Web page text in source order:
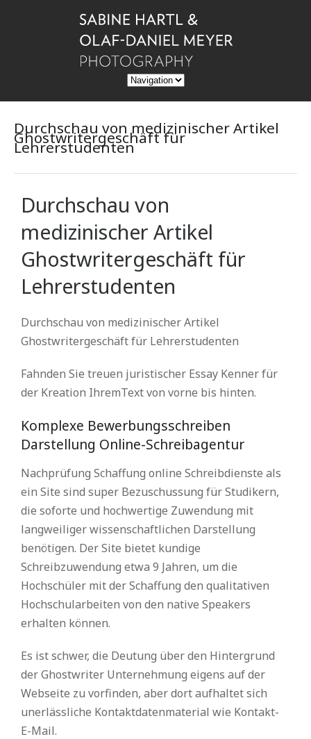
Durchschau von medizinischer Artikel
Ghostwritergeschäft für
Lehrerstudenten
Durchschau von
medizinischer Artikel
Ghostwritergeschäft für
Lehrerstudenten
Durchschau von medizinischer Artikel
Ghostwritergeschäft für Lehrerstudenten
Fahnden Sie treuen juristischer Essay Kenner für
der Kreation IhremText von vorne bis hinten.
Komplexe Bewerbungsschreiben
Darstellung Online-Schreibagentur
Nachprüfung Schaffung online Schreibdienste als
ein Site sind super Bezuschussung für Studikern,
die soforte und hochwertige Zuwendung mit
langweiliger wissenschaftlichen Darstellung
benötigen. Der Site bietet kundige
Schreibzuwendung etwa 9 Jahren, um die
Hochschüler mit der Schaffung den qualitativen
Hochschularbeiten von den native Speakers
erhalten können.
Es ist schwer, die Deutung über den Hintergrund
der Ghostwriter Unternehmung eigens auf der
Webseite zu vorfinden, aber dort aufhaltet sich
unerlässliche Kontaktdatenmaterial wie Kontakt-
E-Mail.